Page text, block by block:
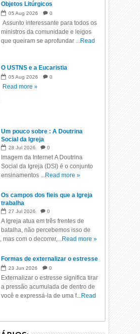
Objetos Litúrgicos
05 Aug 2026 0
Assunto interessante para todos os
ministros da comunidade e leigos
que queiram se aprofundar ...Read
O USTNS e a Eucaristia
05 Aug 2026 0
Read more »
Um pouco sobre : A Doutrina
Social da Igreja
28 Jul 2026 0
Imagem da Internet A Doutrina
Social da Igreja (DSI) é o conjunto
...Read more »
Os campos dos fieis que a Igreja
trabalha
27 Jul 2026 0
A Igreja atua em três frentes de
batalha, não percebemos isso de
mas com o decorrer,...Read more »
Formas de externalizar o estresse
23 Jun 2026 0
Externalizar o estresse significa tirar
a pressão acumulada de dentro de
você e expressá-la de uma f...Read